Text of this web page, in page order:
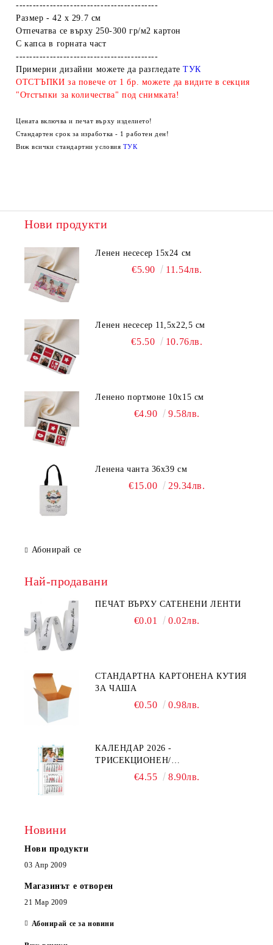
------------------------------------------
Размер - 42 х 29.7 см
Отпечатва се върху 250-300 гр/м2 картон
С капса в горната част
------------------------------------------
Примерни дизайни можете да разгледатеТУК
ОТСТЪПКИ за повече от 1 бр. можете да видите в секция
"Отстъпки за количества" под снимката!
Цената включва и печат върху изделието!
Стандартен срок за изработка - 1 работен ден!
Виж всички стандартни условия ТУК
Нови продукти
Ленен несесер 15х24 см
€5.90 11.54лв.
Ленен несесер 11,5х22,5 см
€5.50 10.76лв.
Ленено портмоне 10х15 см
€4.90 9.58лв.
Ленена чанта 36х39 см
€15.00 29.34лв.
Абонирай се
Най-продавани
ПЕЧАТ ВЪРХУ САТЕНЕНИ ЛЕНТИ
€0.01 0.02лв.
СТАНДАРТНА КАРТОНЕНА КУТИЯ
ЗА ЧАША
€0.50 0.98лв.
КАЛЕНДАР 2026 -
ТРИСЕКЦИОНЕН/
ЕДНОСЕКЦИОНЕН
€4.55 8.90лв.
Новини
Нови продукти
03 Апр 2009
Магазинът е отворен
21 Мар 2009
Абонирай се за новини